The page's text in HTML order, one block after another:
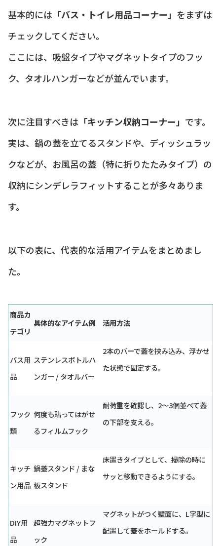
基本的には 「バス・トイレ用品コーナー」 をまずは
チェックしてください。
ここには、吸盤タイプやマグネットタイプのフッ
ク、タオルハンガーなどが並んでいます。
次に注目すべきは 「キッチン収納コーナー」 です。
実は、鍋の蓋を立てるスタンドや、ディッシュラッ
クなどが、お風呂の蓋（特に折りたたみタイプ）の
収納にシンデレラフィットすることが多々ありま
す。
以下の表に、代表的な活用アイテムをまとめまし
た。
商品カ
テゴリ
具体的なアイテム例 活用方法
バス用
品
ステンレスボトルハ
ンガー / タオルバー
2本のバーで蓋を挟み込み、浮かせ
た状態で固定する。
フック
類
何度も貼ってはがせ
るフィルムフック
耐荷重を確認し、2〜3個並べて蓋
の下部を支える。
キッチ
ン用品
鍋蓋スタンド / まな
板スタンド
床置きタイプとして、掃除の時に
サッと移動できるようにする。
DIY用
品
超強力マグネットフ
ック
マグネットがつく壁面に、L字型に
配置して蓋をホールドする。